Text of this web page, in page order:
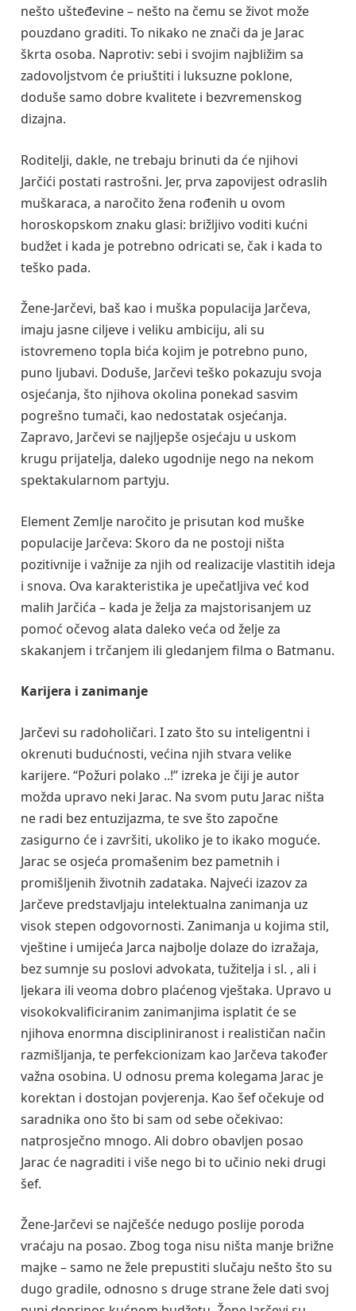
nešto ušteđevine – nešto na čemu se život može
pouzdano graditi. To nikako ne znači da je Jarac
škrta osoba. Naprotiv: sebi i svojim najbližim sa
zadovoljstvom će priuštiti i luksuzne poklone,
doduše samo dobre kvalitete i bezvremenskog
dizajna.
Roditelji, dakle, ne trebaju brinuti da će njihovi
Jarčići postati rastrošni. Jer, prva zapovijest odraslih
muškaraca, a naročito žena rođenih u ovom
horoskopskom znaku glasi: brižljivo voditi kućni
budžet i kada je potrebno odricati se, čak i kada to
teško pada.
Žene-Jarčevi, baš kao i muška populacija Jarčeva,
imaju jasne ciljeve i veliku ambiciju, ali su
istovremeno topla bića kojim je potrebno puno,
puno ljubavi. Doduše, Jarčevi teško pokazuju svoja
osjećanja, što njihova okolina ponekad sasvim
pogrešno tumači, kao nedostatak osjećanja.
Zapravo, Jarčevi se najljepše osjećaju u uskom
krugu prijatelja, daleko ugodnije nego na nekom
spektakularnom partyju.
Element Zemlje naročito je prisutan kod muške
populacije Jarčeva: Skoro da ne postoji ništa
pozitivnije i važnije za njih od realizacije vlastitih ideja
i snova. Ova karakteristika je upečatljiva već kod
malih Jarčića – kada je želja za majstorisanjem uz
pomoć očevog alata daleko veća od želje za
skakanjem i trčanjem ili gledanjem filma o Batmanu.
Karijera i zanimanje
Jarčevi su radoholičari. I zato što su inteligentni i
okrenuti budućnosti, većina njih stvara velike
karijere. “Požuri polako ..!” izreka je čiji je autor
možda upravo neki Jarac. Na svom putu Jarac ništa
ne radi bez entuzijazma, te sve što započne
zasigurno će i završiti, ukoliko je to ikako moguće.
Jarac se osjeća promašenim bez pametnih i
promišljenih životnih zadataka. Najveći izazov za
Jarčeve predstavljaju intelektualna zanimanja uz
visok stepen odgovornosti. Zanimanja u kojima stil,
vještine i umijeća Jarca najbolje dolaze do izražaja,
bez sumnje su poslovi advokata, tužitelja i sl. , ali i
ljekara ili veoma dobro plaćenog vještaka. Upravo u
visokokvalificiranim zanimanjima isplatit će se
njihova enormna discipliniranost i realističan način
razmišljanja, te perfekcionizam kao Jarčeva također
važna osobina. U odnosu prema kolegama Jarac je
korektan i dostojan povjerenja. Kao šef očekuje od
saradnika ono što bi sam od sebe očekivao:
natprosječno mnogo. Ali dobro obavljen posao
Jarac će nagraditi i više nego bi to učinio neki drugi
šef.
Žene-Jarčevi se najčešće nedugo poslije poroda
vraćaju na posao. Zbog toga nisu ništa manje brižne
majke – samo ne žele prepustiti slučaju nešto što su
dugo gradile, odnosno s druge strane žele dati svoj